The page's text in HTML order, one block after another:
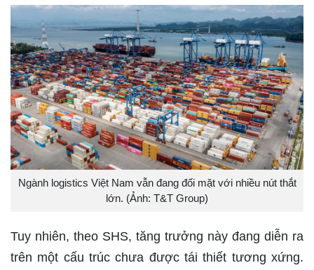
Ngành logistics Việt Nam vẫn đang đối mặt với nhiều nút thắt
lớn. (Ảnh: T&T Group)
Tuy nhiên, theo SHS, tăng trưởng này đang diễn ra
trên một cấu trúc chưa được tái thiết tương xứng.